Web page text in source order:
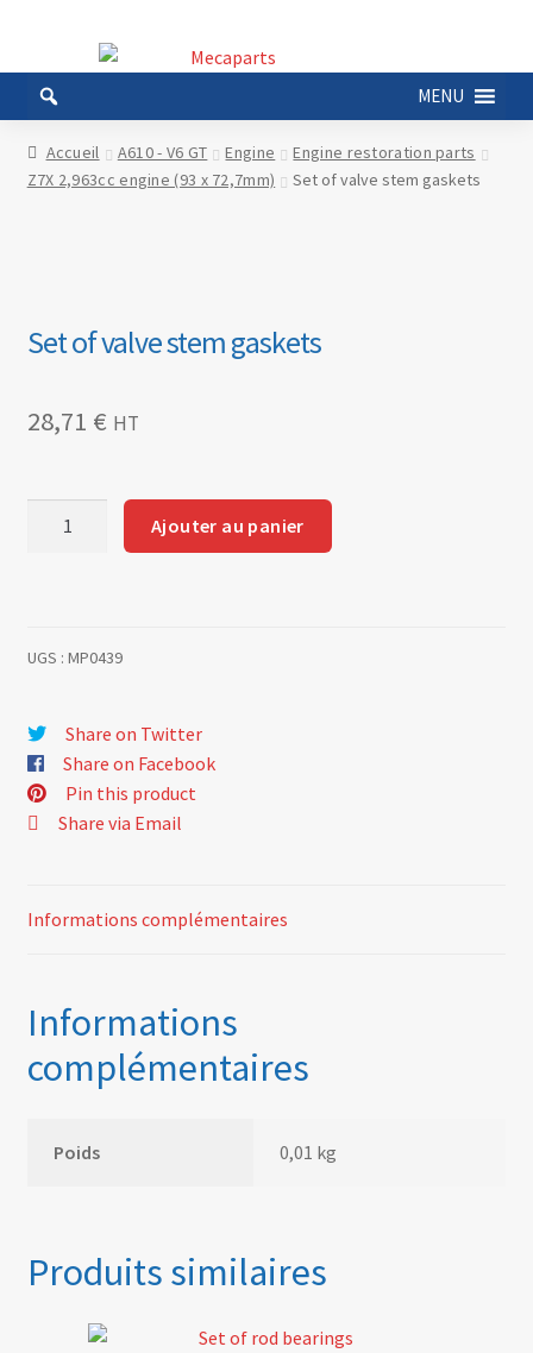
la
navigation
au
contenu
MENU
Accueil A610 - V6 GT Engine
Engine restoration parts
Z7X 2,963cc engine (93 x 72,7mm)
Set of valve stem gaskets
Set of valve stem gaskets
28,71 € HT
stem
Ajouter au panier
UGS : MP0439
Share on Twitter
Share on Facebook
Pin this product
Share via Email
Informations complémentaires
Informations
complémentaires
Poids 0,01 kg
Produits similaires